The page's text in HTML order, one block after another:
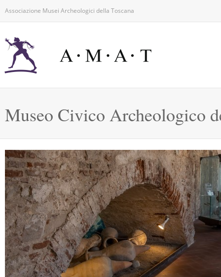
Associazione Musei Archeologici della Toscana
Museo Civico Archeologico